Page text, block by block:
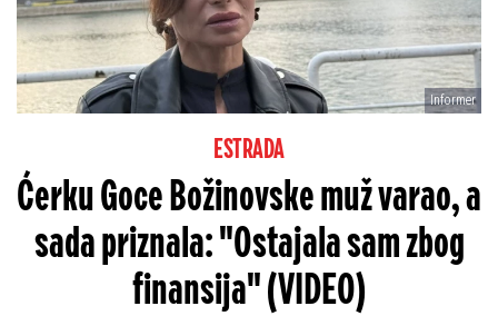
Informer
ESTRADA
Ćerku Goce Božinovske muž varao, a
sada priznala: "Ostajala sam zbog
finansija" (VIDEO)